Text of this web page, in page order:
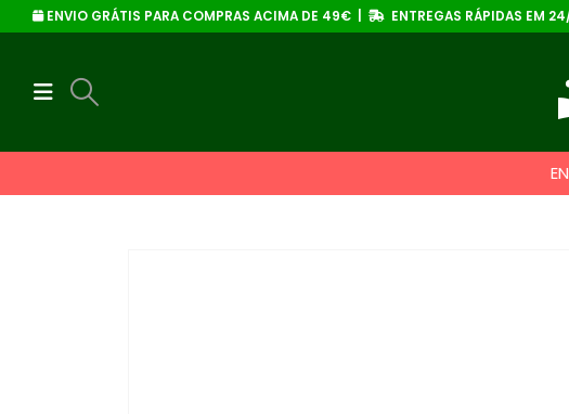
ENVIO GRÁTIS PARA COMPRAS ACIMA DE 49€ | ENTREGAS RÁPIDAS EM